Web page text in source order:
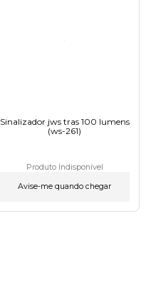
Sinalizador jws tras 100 lumens
(ws-261)
Produto Indisponível
Avise-me quando chegar